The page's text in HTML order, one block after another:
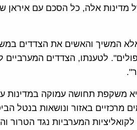
מדינות אלה, כל הסכם עם
המשיך והאשים את הצדדים
לטענתו, הצדדים המערביים
משקפת תחושה עמוקה במדינות
מרכזיים באזור ונושאות בנטל
המערביות נגד הטרור